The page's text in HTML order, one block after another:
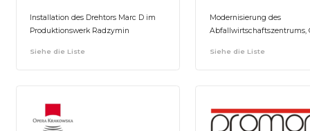
Installation des Drehtors Marc D im
Produktionswerk Radzymin
Siehe die Liste
Modernisierung des
Abfallwirtschaftszentrums,
Siehe die Liste